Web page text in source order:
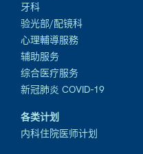
牙科
验光部/配镜科
心理輔導服務
辅助服务
综合医疗服务
新冠肺炎 COVID-19
各类计划
内科住院医师计划